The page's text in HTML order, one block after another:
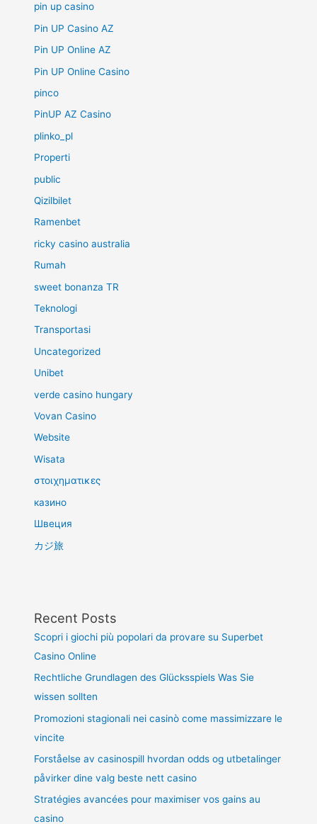
pin up casino
Pin UP Casino AZ
Pin UP Online AZ
Pin UP Online Casino
pinco
PinUP AZ Casino
plinko_pl
Properti
public
Qizilbilet
Ramenbet
ricky casino australia
Rumah
sweet bonanza TR
Teknologi
Transportasi
Uncategorized
Unibet
verde casino hungary
Vovan Casino
Website
Wisata
στοιχηματικες
казино
Швеция
カジ旅
Recent Posts
Scopri i giochi più popolari da provare su Superbet
Casino Online
Rechtliche Grundlagen des Glücksspiels Was Sie
wissen sollten
Promozioni stagionali nei casinò come massimizzare le
vincite
Forståelse av casinospill hvordan odds og utbetalinger
påvirker dine valg beste nett casino
Stratégies avancées pour maximiser vos gains au
casino